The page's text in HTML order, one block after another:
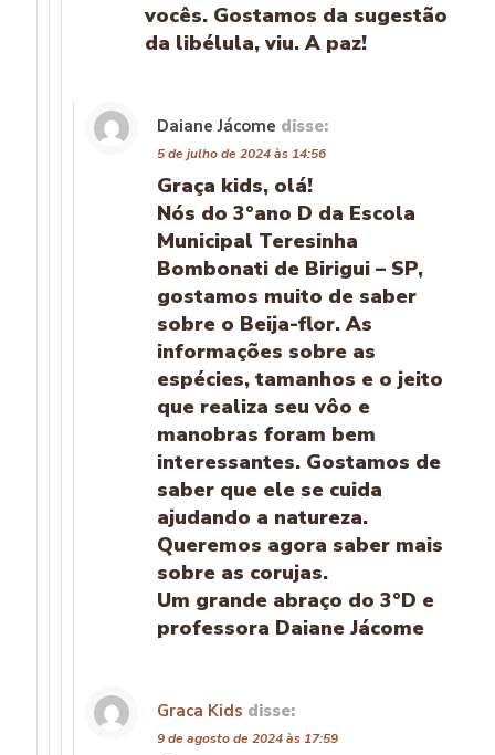
vocês. Gostamos da sugestão
da libélula, viu. A paz!
Daiane Jácome disse:
5 de julho de 2024 às 14:56
Graça kids, olá!
Nós do 3°ano D da Escola
Municipal Teresinha
Bombonati de Birigui – SP,
gostamos muito de saber
sobre o Beija-flor. As
informações sobre as
espécies, tamanhos e o jeito
que realiza seu vôo e
manobras foram bem
interessantes. Gostamos de
saber que ele se cuida
ajudando a natureza.
Queremos agora saber mais
sobre as corujas.
Um grande abraço do 3°D e
professora Daiane Jácome
Graca Kids disse:
9 de agosto de 2024 às 17:59